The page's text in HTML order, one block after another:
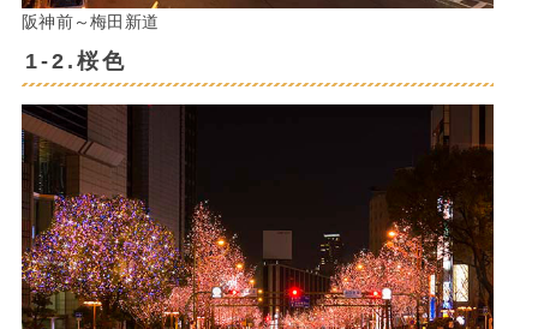
阪神前～梅田新道
1-2.桜色